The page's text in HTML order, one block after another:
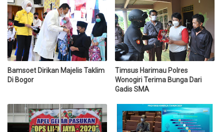
Bamsoet Dirikan Majelis Taklim
Di Bogor
Timsus Harimau Polres
Wonogiri Terima Bunga Dari
Gadis SMA